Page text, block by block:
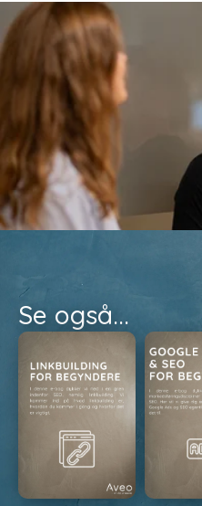
Se også...